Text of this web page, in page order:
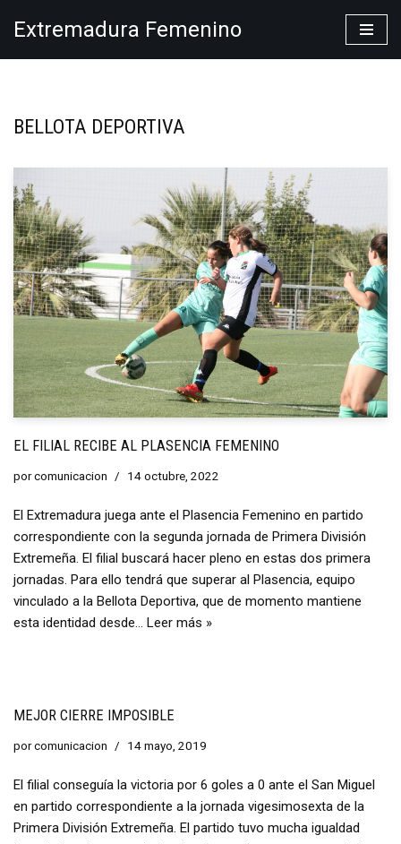
Extremadura Femenino
BELLOTA DEPORTIVA
EL FILIAL RECIBE AL PLASENCIA FEMENINO
porcomunicacion 14 octubre, 2022
El Extremadura juega ante el Plasencia Femenino en partido
correspondiente con la segunda jornada de Primera División
Extremeña. El filial buscará hacer pleno en estas dos primera
jornadas. Para ello tendrá que superar al Plasencia, equipo
vinculado a la Bellota Deportiva, que de momento mantiene
esta identidad desde… Leer más »
MEJOR CIERRE IMPOSIBLE
porcomunicacion 14 mayo, 2019
El filial conseguía la victoria por 6 goles a 0 ante el San Miguel
en partido correspondiente a la jornada vigesimosexta de la
Primera División Extremeña. El partido tuvo mucha igualdad